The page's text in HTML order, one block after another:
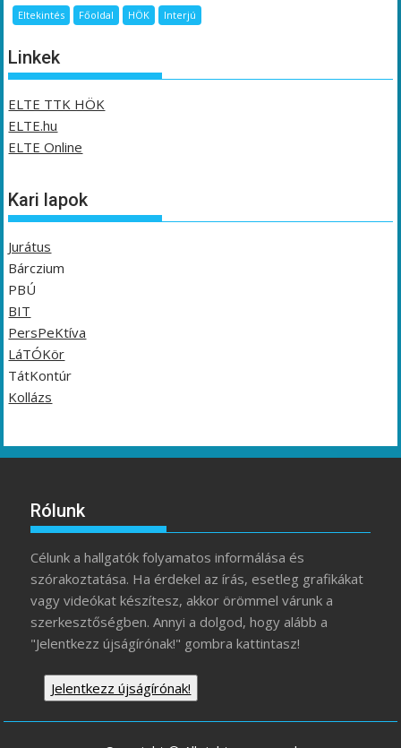
Eltekintés Főoldal HÖK Interjú
Linkek
ELTE TTK HÖK
ELTE.hu
ELTE Online
Kari lapok
Jurátus
Bárczium
PBÚ
BIT
PersPeKtíva
LáTÓKör
TátKontúr
Kollázs
Rólunk
Célunk a hallgatók folyamatos informálása és
szórakoztatása. Ha érdekel az írás, esetleg grafikákat
vagy videókat készítesz, akkor örömmel várunk a
szerkesztőségben. Annyi a dolgod, hogy alább a
"Jelentkezz újságírónak!" gombra kattintasz!
Jelentkezz újságírónak!